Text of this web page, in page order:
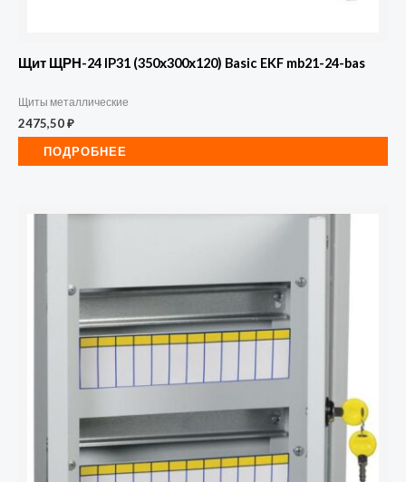
Щит ЩРН-24 IP31 (350х300х120) Basic EKF mb21-24-bas
Щиты металлические
2475,50₽
ПОДРОБНЕЕ